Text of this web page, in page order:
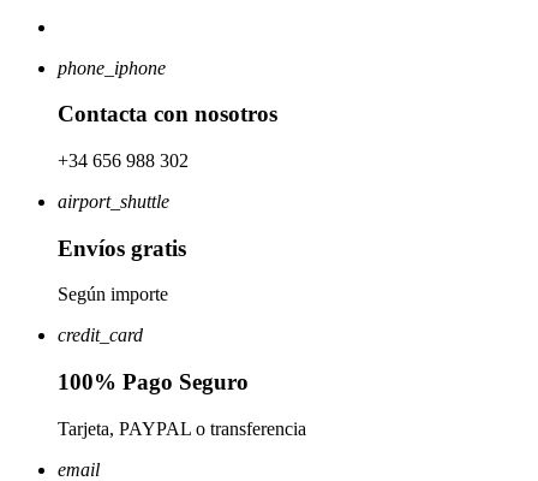
phone_iphone
Contacta con nosotros
+34 656 988 302
airport_shuttle
Envíos gratis
Según importe
credit_card
100% Pago Seguro
Tarjeta, PAYPAL o transferencia
email